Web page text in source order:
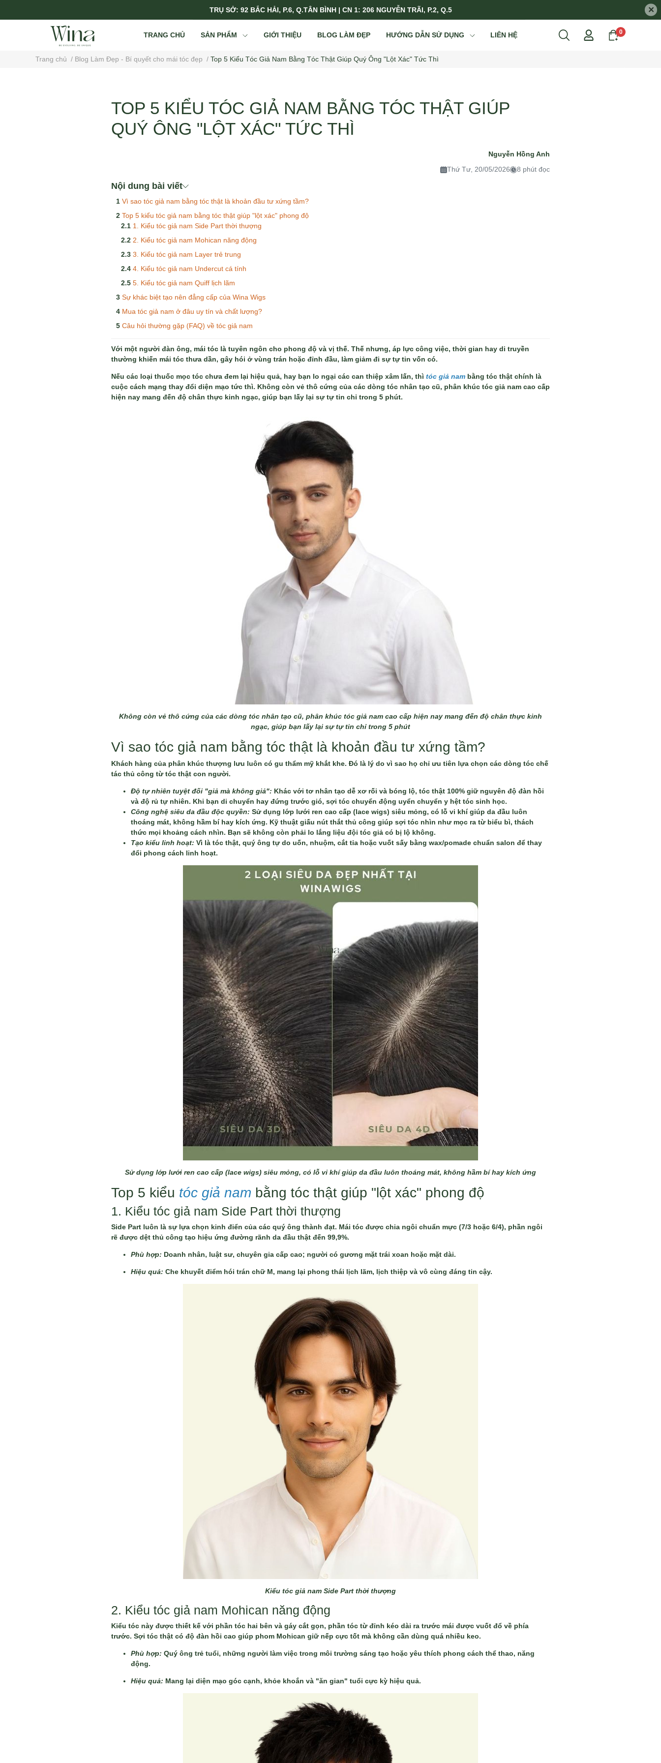
TRỤ SỞ: 92 BẮC HẢI, P.6, Q.TÂN BÌNH | CN 1: 206 NGUYỄN TRÃI, P.2, Q.5 ×
TRANG CHỦ SẢN PHẨM GIỚI THIỆU BLOG LÀM ĐẸP HƯỚNG DẪN SỬ DỤNG LIÊN HỆ 0
Trang chủ / Blog Làm Đẹp - Bí quyết cho mái tóc đẹp / Top 5 Kiểu Tóc Giả Nam Bằng Tóc Thật Giúp Quý Ông "Lột Xác" Tức Thì
TOP 5 KIỂU TÓC GIẢ NAM BẰNG TÓC THẬT GIÚP
QUÝ ÔNG "LỘT XÁC" TỨC THÌ
Nguyễn Hồng Anh
Thứ Tư, 20/05/2026
8 phút đọc
Nội dung bài viết
Vì sao tóc giả nam bằng tóc thật là khoản đầu tư xứng tầm?
Top 5 kiểu tóc giả nam bằng tóc thật giúp "lột xác" phong độ
1. Kiểu tóc giả nam Side Part thời thượng
2. Kiểu tóc giả nam Mohican năng động
3. Kiểu tóc giả nam Layer trẻ trung
4. Kiểu tóc giả nam Undercut cá tính
5. Kiểu tóc giả nam Quiff lịch lãm
Sự khác biệt tạo nên đẳng cấp của Wina Wigs
Mua tóc giả nam ở đâu uy tín và chất lượng?
Câu hỏi thường gặp (FAQ) về tóc giả nam
Với một người đàn ông, mái tóc là tuyên ngôn cho phong độ và vị thế. Thế nhưng, áp lực công việc, thời gian hay di truyền
thường khiến mái tóc thưa dần, gây hói ở vùng trán hoặc đỉnh đầu, làm giảm đi sự tự tin vốn có.
Nếu các loại thuốc mọc tóc chưa đem lại hiệu quả, hay bạn lo ngại các can thiệp xâm lấn, thì tóc giả nambằng tóc thật chính là
cuộc cách mạng thay đổi diện mạo tức thì. Không còn vẻ thô cứng của các dòng tóc nhân tạo cũ, phân khúc tóc giả nam cao cấp
hiện nay mang đến độ chân thực kinh ngạc, giúp bạn lấy lại sự tự tin chỉ trong 5 phút.
Không còn vẻ thô cứng của các dòng tóc nhân tạo cũ, phân khúc tóc giả nam cao cấp hiện nay mang đến độ chân thực kinh
ngạc, giúp bạn lấy lại sự tự tin chỉ trong 5 phút
Vì sao tóc giả nam bằng tóc thật là khoản đầu tư xứng tầm?
Khách hàng của phân khúc thượng lưu luôn có gu thẩm mỹ khắt khe. Đó là lý do vì sao họ chỉ ưu tiên lựa chọn các dòng tóc chế
tác thủ công từ tóc thật con người.
Độ tự nhiên tuyệt đối "giả mà không giả": Khác với tơ nhân tạo dễ xơ rối và bóng lộ, tóc thật 100% giữ nguyên độ đàn hồi
và độ rủ tự nhiên. Khi bạn di chuyển hay đứng trước gió, sợi tóc chuyển động uyển chuyển y hệt tóc sinh học.
Công nghệ siêu da đầu độc quyền: Sử dụng lớp lưới ren cao cấp (lace wigs) siêu mỏng, có lỗ vi khí giúp da đầu luôn
thoáng mát, không hầm bí hay kích ứng. Kỹ thuật giấu nút thắt thủ công giúp sợi tóc nhìn như mọc ra từ biểu bì, thách
thức mọi khoảng cách nhìn. Bạn sẽ không còn phải lo lắng liệu đội tóc giả có bị lộ không.
Tạo kiểu linh hoạt: Vì là tóc thật, quý ông tự do uốn, nhuộm, cắt tỉa hoặc vuốt sấy bằng wax/pomade chuẩn salon để thay
đổi phong cách linh hoạt.
Sử dụng lớp lưới ren cao cấp (lace wigs) siêu mỏng, có lỗ vi khí giúp da đầu luôn thoáng mát, không hầm bí hay kích ứng
Top 5 kiểu tóc giả nam bằng tóc thật giúp "lột xác" phong độ
1. Kiểu tóc giả nam Side Part thời thượng
Side Part luôn là sự lựa chọn kinh điển của các quý ông thành đạt. Mái tóc được chia ngôi chuẩn mực (7/3 hoặc 6/4), phần ngôi
rẽ được dệt thủ công tạo hiệu ứng đường rãnh da đầu thật đến 99,9%.
Phù hợp: Doanh nhân, luật sư, chuyên gia cấp cao; người có gương mặt trái xoan hoặc mặt dài.
Hiệu quả: Che khuyết điểm hói trán chữ M, mang lại phong thái lịch lãm, lịch thiệp và vô cùng đáng tin cậy.
Kiểu tóc giả nam Side Part thời thượng
2. Kiểu tóc giả nam Mohican năng động
Kiểu tóc này được thiết kế với phần tóc hai bên và gáy cắt gọn, phần tóc từ đỉnh kéo dài ra trước mái được vuốt đổ về phía
trước. Sợi tóc thật có độ đàn hồi cao giúp phom Mohican giữ nếp cực tốt mà không cần dùng quá nhiều keo.
Phù hợp: Quý ông trẻ tuổi, những người làm việc trong môi trường sáng tạo hoặc yêu thích phong cách thể thao, năng
động.
Hiệu quả: Mang lại diện mạo góc cạnh, khỏe khoắn và "ăn gian" tuổi cực kỳ hiệu quả.